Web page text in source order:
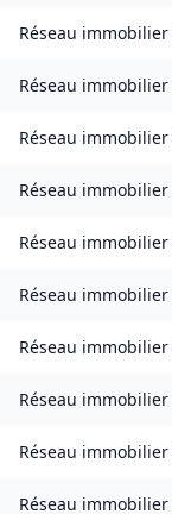
Réseau immobilier
Réseau immobilier
Réseau immobilier
Réseau immobilier
Réseau immobilier
Réseau immobilier
Réseau immobilier
Réseau immobilier
Réseau immobilier
Réseau immobilier